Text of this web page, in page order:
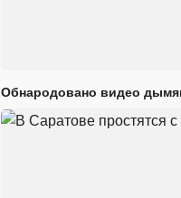
Обнародовано видео